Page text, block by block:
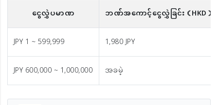
ငွေလွှဲပမာဏ ဘဏ်အကောင့်ငွေလွှဲခြင်း（HKD）※
JPY 1 ~ 599,999
1,980 JPY
JPY 600,000 ~ 1,000,000
အခမဲ့